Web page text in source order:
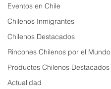
Eventos en Chile
Chilenos Inmigrantes
Chilenos Destacados
Rincones Chilenos por el Mundo
Productos Chilenos Destacados
Actualidad